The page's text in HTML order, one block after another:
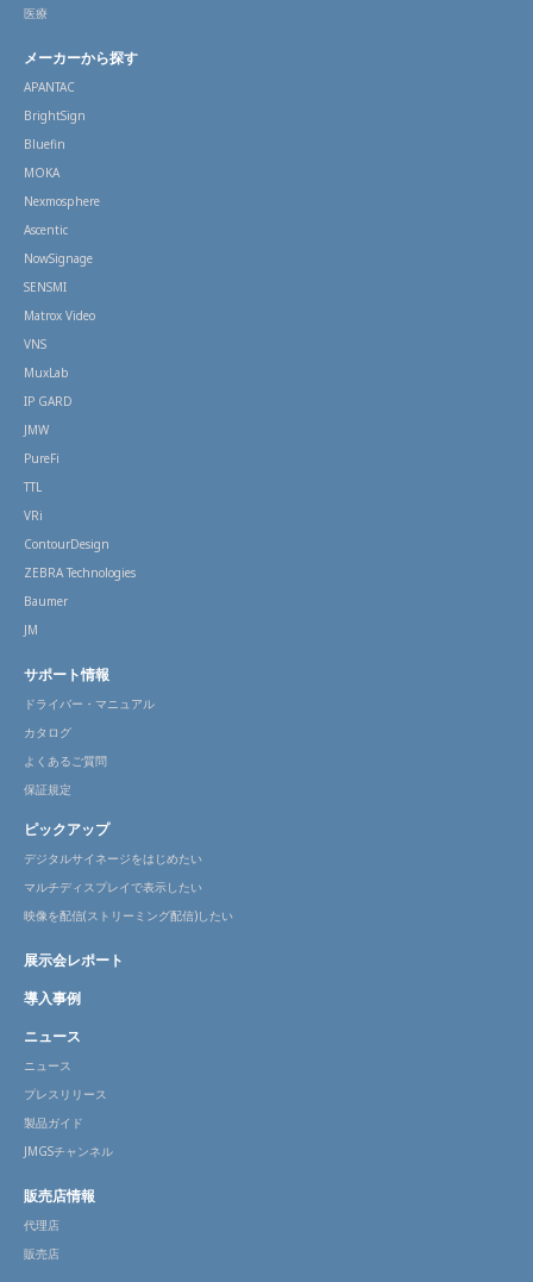
医療
メーカーから探す
APANTAC
BrightSign
Bluefin
MOKA
Nexmosphere
Ascentic
NowSignage
SENSMI
Matrox Video
VNS
MuxLab
IP GARD
JMW
PureFi
TTL
VRi
ContourDesign
ZEBRA Technologies
Baumer
JM
サポート情報
ドライバー・マニュアル
カタログ
よくあるご質問
保証規定
ピックアップ
デジタルサイネージをはじめたい
マルチディスプレイで表示したい
映像を配信(ストリーミング配信)したい
展示会レポート
導入事例
ニュース
ニュース
プレスリリース
製品ガイド
JMGSチャンネル
販売店情報
代理店
販売店